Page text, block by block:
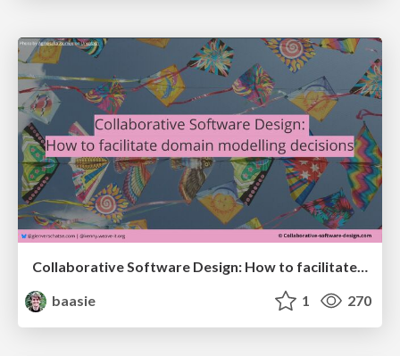
Collaborative Software Design: How to facilitate domain modelling decisions
baasie
1 270